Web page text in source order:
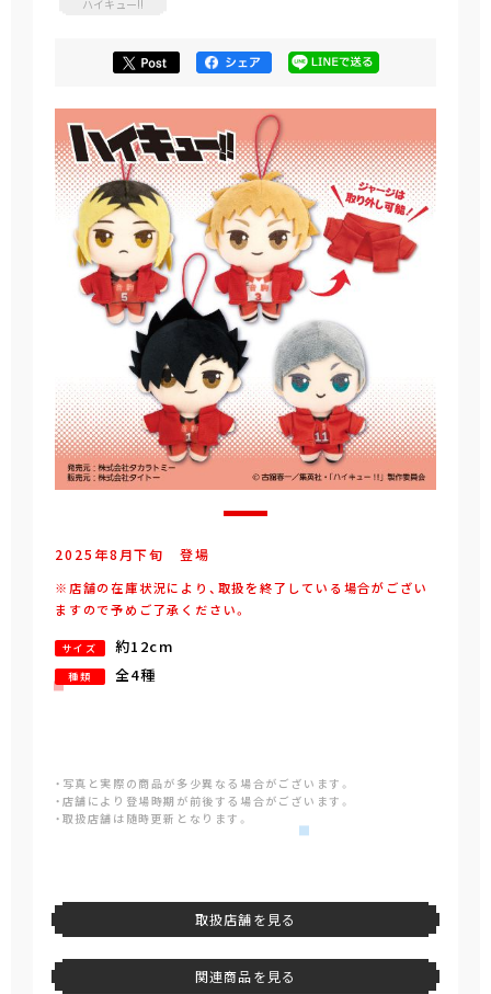
ハイキュー!!
2025年8 月下旬 登場
※店舗の在庫状況により、取扱を終了している場合がござい
ますので予めご了承ください。
サイズ 約12cm
種類 全4種
・写真と実際の商品が多少異なる場合がございます。
・店舗により登場時期が前後する場合がございます。
・取扱店舗は随時更新となります。
取扱店舗を見る
関連商品を見る